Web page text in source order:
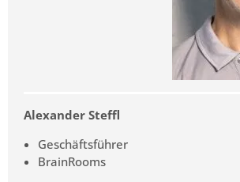
Alexander Steffl
Geschäftsführer
BrainRooms